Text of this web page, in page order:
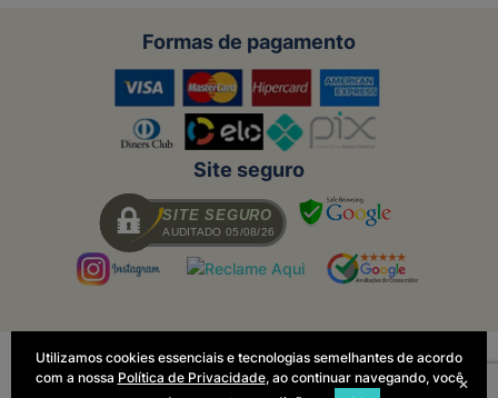
Formas de pagamento
Site seguro
SITE SEGURO
AUDITADO 05/08/26
Todas as regras e promoções são
válidas apenas para produtos vendidos
Utilizamos cookies essenciais e tecnologias semelhantes de acordo
com a nossa Política de Privacidade, ao continuar navegando, você×